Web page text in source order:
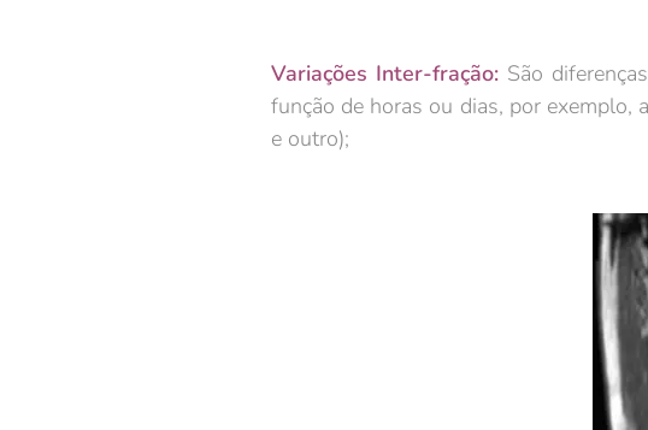
Variações Inter-fração:São
função de horas ou dias, por exemplo,
e outro);